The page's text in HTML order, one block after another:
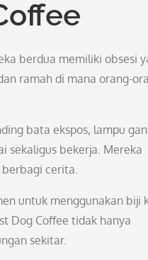
berdua memiliki obsesi
ramah di mana orang-
bata ekspos, lampu
sekaligus bekerja. Mereka
cerita.
untuk menggunakan biji
Dog Coffee tidak hanya
sekitar.